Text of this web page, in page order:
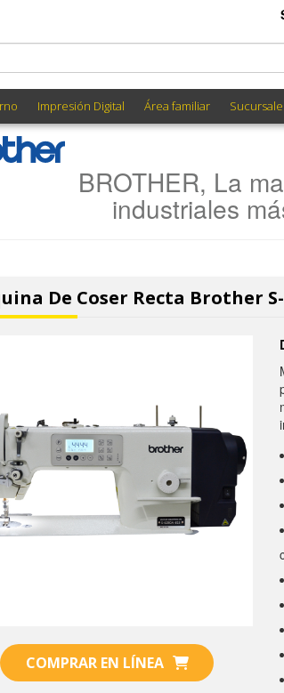
Impresión Digital Área familiar
BROTHER, La
industriales
De Coser Recta Brother
COMPRAR EN LÍNEA